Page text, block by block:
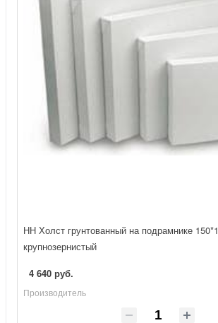
НН Холст грунтованный на подрамнике
крупнозернистый
4 640 руб.
Производитель